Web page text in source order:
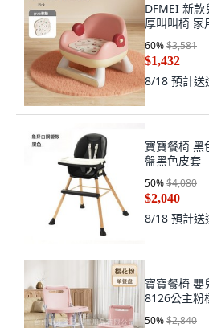
DFMEI 新
厚叫叫椅 家
60%$3,581
$1,432
8/18 預計送
寶寶餐椅 黑
盤黑色皮套
50%$4,080
$2,040
8/18 預計送
寶寶餐椅 嬰
8126公主粉
50%$2,840